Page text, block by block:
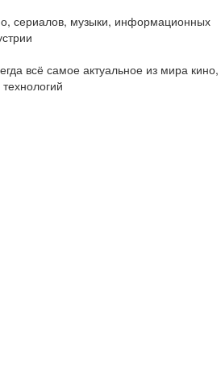
сериалов, музыки, информационных
всё самое актуальное из мира кино,